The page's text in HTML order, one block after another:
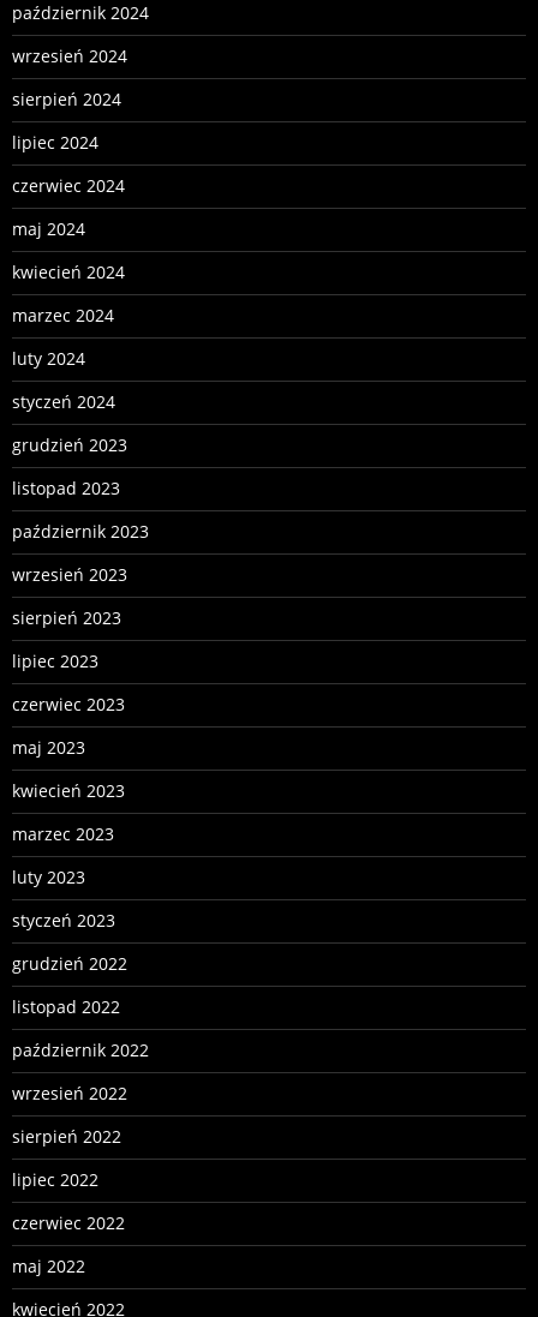
październik 2024
wrzesień 2024
sierpień 2024
lipiec 2024
czerwiec 2024
maj 2024
kwiecień 2024
marzec 2024
luty 2024
styczeń 2024
grudzień 2023
listopad 2023
październik 2023
wrzesień 2023
sierpień 2023
lipiec 2023
czerwiec 2023
maj 2023
kwiecień 2023
marzec 2023
luty 2023
styczeń 2023
grudzień 2022
listopad 2022
październik 2022
wrzesień 2022
sierpień 2022
lipiec 2022
czerwiec 2022
maj 2022
kwiecień 2022